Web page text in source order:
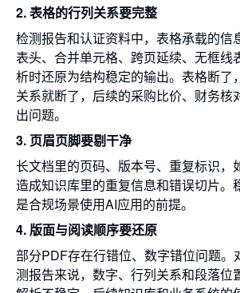
2. 表格的行列关系要完整
检测报告和认证资料中，表格承载的信
表头、合并单元格、跨页延续、无框线
析时还原为结构稳定的输出。表格断了
关系就断了，后续的采购比价、财务核
出问题。
3. 页眉页脚要剔干净
长文档里的页码、版本号、重复标识，
造成知识库里的重复信息和错误切片。
是合规场景使用AI应用的前提。
4. 版面与阅读顺序要还原
部分PDF存在行错位、数字错位问题。
测报告来说，数字、行列关系和段落位